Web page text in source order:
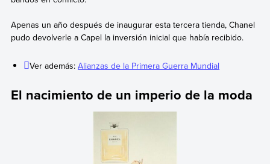
Apenas un año después de inaugurar esta tercera tienda, Chanel
pudo devolverle a Capel la inversión inicial que había recibido.
Ver además:Alianzas de la Primera Guerra Mundial
El nacimiento de un imperio de la moda